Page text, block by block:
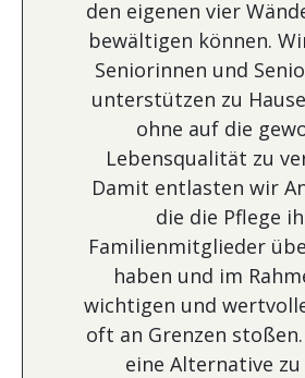
den eigenen vier
bewältigen können.
Seniorinnen und
unterstützen zu
ohne auf die
Lebensqualität zu
Damit entlasten wir
die die Pflege
Familienmitglieder
haben und im
wichtigen und
oft an Grenzen
eine Alternative